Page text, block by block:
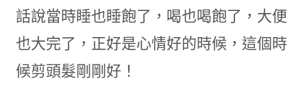
話說當時睡也睡飽了，喝也喝飽了，大便
也大完了，正好是心情好的時候，這個時
候剪頭髮剛剛好！